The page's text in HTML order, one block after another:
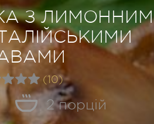
З ЛИМОННИМ
(10)
2 порцій